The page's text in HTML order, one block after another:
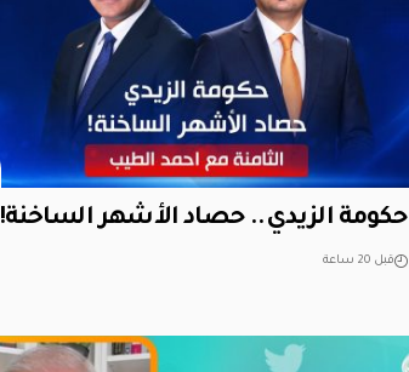
حكومة الزيدي.. حصاد الأشهر الساخنة!
قبل 20 ساعة